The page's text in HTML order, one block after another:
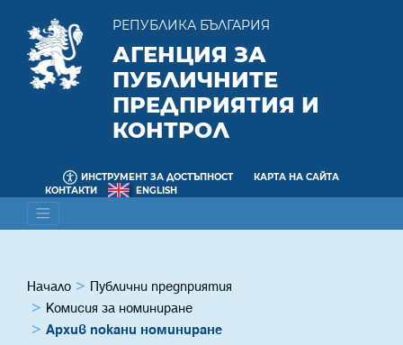
РЕПУБЛИКА БЪЛГАРИЯ
АГЕНЦИЯ ЗА
ПУБЛИЧНИТЕ
ПРЕДПРИЯТИЯ И
КОНТРОЛ
ИНСТРУМЕНТ ЗА ДОСТЪПНОСТ
КАРТА НА САЙТА
КОНТАКТИ
ENGLISH
Начало
Публични предприятия
Комисия за номиниране
Архив покани номиниране